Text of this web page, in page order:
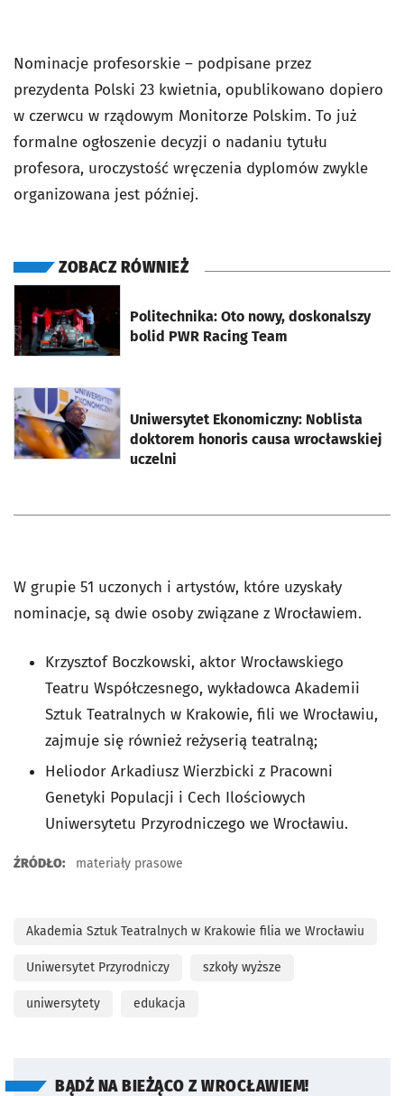
Nominacje profesorskie – podpisane przez
prezydenta Polski 23 kwietnia, opublikowano dopiero
w czerwcu w rządowym Monitorze Polskim. To już
formalne ogłoszenie decyzji o nadaniu tytułu
profesora, uroczystość wręczenia dyplomów zwykle
organizowana jest później.
ZOBACZ RÓWNIEŻ
Politechnika: Oto nowy, doskonalszy
bolid PWR Racing Team
Uniwersytet Ekonomiczny: Noblista
doktorem honoris causa wrocławskiej
uczelni
otworzy się w nowej karcie
W grupie 51 uczonych i artystów, które uzyskały
nominacje, są dwie osoby związane z Wrocławiem.
Krzysztof Boczkowski, aktor Wrocławskiego
Teatru Współczesnego, wykładowca Akademii
Sztuk Teatralnych w Krakowie, fili we Wrocławiu,
zajmuje się również reżyserią teatralną;
Heliodor Arkadiusz Wierzbicki z Pracowni
Genetyki Populacji i Cech Ilościowych
Uniwersytetu Przyrodniczego we Wrocławiu.
ŹRÓDŁO: materiały prasowe
Akademia Sztuk Teatralnych w Krakowie filia we Wrocławiu
Uniwersytet Przyrodniczy szkoły wyższe
uniwersytety edukacja
BĄDŹ NA BIEŻĄCO Z WROCŁAWIEM!